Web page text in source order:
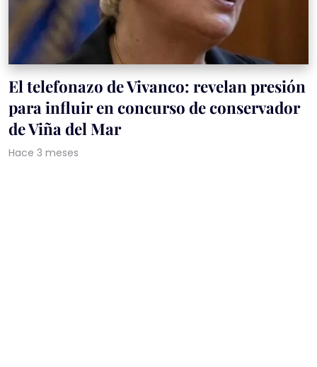
El telefonazo de Vivanco: revelan presión
para influir en concurso de conservador
de Viña del Mar
Hace 3 meses